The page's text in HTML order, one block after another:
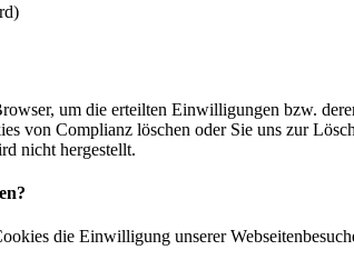
um die erteilten Einwilligungen bzw.
von Complianz löschen oder Sie uns zur
nicht hergestellt.
die Einwilligung unserer